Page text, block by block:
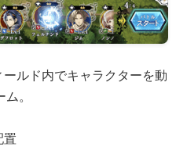
ルド内でキャラクターを動
。
置